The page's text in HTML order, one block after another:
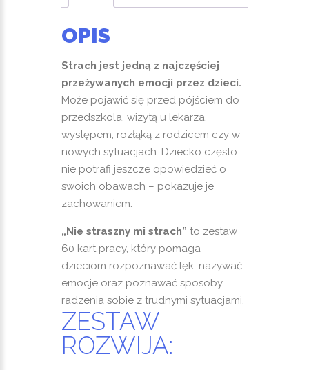
OPIS
Strach jest jedną z najczęściej
przeżywanych emocji przez dzieci.
Może pojawić się przed pójściem do
przedszkola, wizytą u lekarza,
występem, rozłąką z rodzicem czy w
nowych sytuacjach. Dziecko często
nie potrafi jeszcze opowiedzieć o
swoich obawach – pokazuje je
zachowaniem.
„Nie straszny mi strach” to zestaw
60 kart pracy, który pomaga
dzieciom rozpoznawać lęk, nazywać
emocje oraz poznawać sposoby
radzenia sobie z trudnymi sytuacjami.
ZESTAW
ROZWIJA: